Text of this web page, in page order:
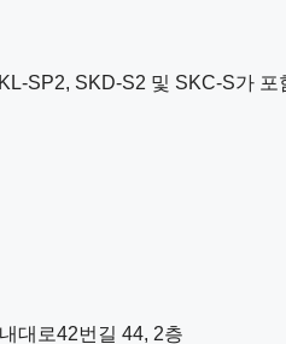
SP2, SKD-S2 및 SKC-S가
대로42번길 44, 2층